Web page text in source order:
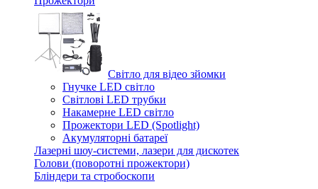
Світло для відео зйомки
Гнучке LED світло
Світлові LED трубки
Накамерне LED світло
Прожектори LED (Spotlight)
Акумуляторні батареї
Лазерні шоу-системи, лазери для дискотек
Голови (поворотні прожектори)
Бліндери та стробоскопи